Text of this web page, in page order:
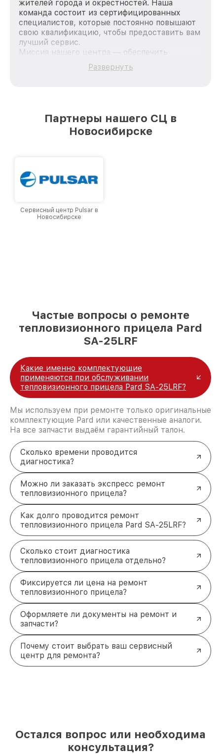
жителей города и окрестностей. Наша
команда состоит из сертифицированных
специалистов, которые постоянно повышают
свою квалификацию, чтобы предоставить вам
лучший сервис.
Миссия нашего центра — обеспечить
качественный и доступный ремонт для
каждого пользователя продукции Pard, вне
лучшим сервисным центром Pard в городе
Новосибирске, постоянно повышая уровень
Развернуть
Партнеры нашего СЦ в
Новосибирске
Сервисный центр Pulsar в
Новосибирске
Частые вопросы о ремонте
тепловизионного прицела Pard
SA-25LRF
Какие именно комплектующие
применяются при обслуживании
тепловизионного прицела Pard SA-25LRF?
Мы используем при ремонте только оригинальные
комплектующие Pard или качественные аналоги.
На все запчасти выдаём гарантийный талон.
Сколько времени проводится
диагностика?
Можно ли заказать экспресс ремонт
тепловизионного прицела?
Как долго проводится ремонт
тепловизионного прицела Pard SA-25LRF?
Сколько стоит диагностика
тепловизионного прицела отдельно?
Фиксируется ли цена на ремонт
тепловизионного прицела?
Оформляете ли документы на ремонт и
запчасти?
Почему стоит выбрать ваш сервисный
центр для ремонта?
Остался вопрос или необходима
консультация?